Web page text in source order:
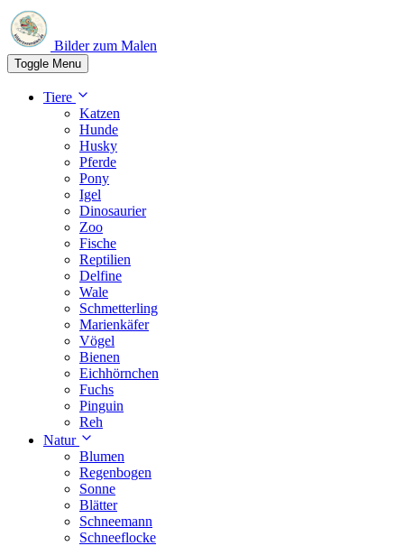
Bilder zum Malen
Toggle Menu
Tiere
Katzen
Hunde
Husky
Pferde
Pony
Igel
Dinosaurier
Zoo
Fische
Reptilien
Delfine
Wale
Schmetterling
Marienkäfer
Vögel
Bienen
Eichhörnchen
Fuchs
Pinguin
Reh
Natur
Blumen
Regenbogen
Sonne
Blätter
Schneemann
Schneeflocke